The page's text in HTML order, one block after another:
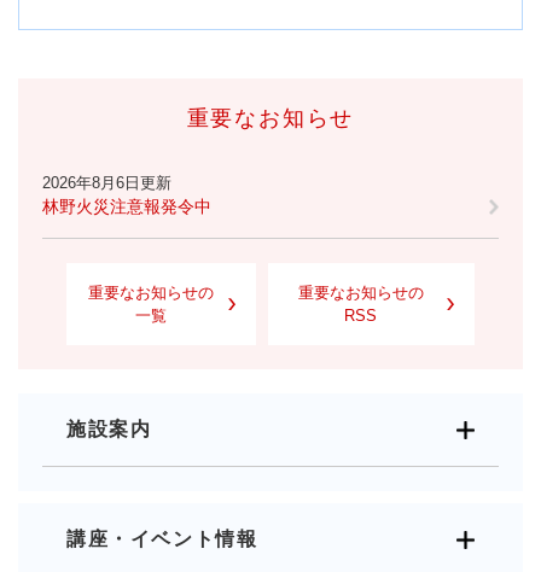
重要なお知らせ
2026年8月6日更新
林野火災注意報発令中
重要なお知らせの
一覧
重要なお知らせの
RSS
施設案内
講座・イベント情報